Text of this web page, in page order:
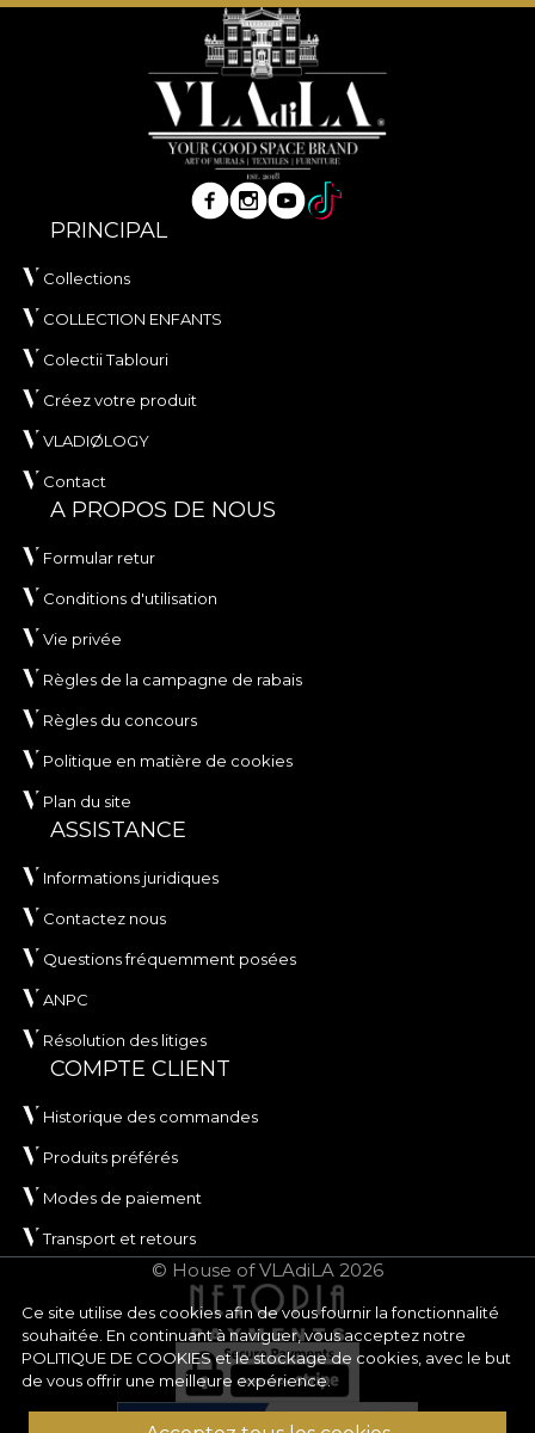
Ce site utilise des cookies afin de vous fournir la fonctionnalité
souhaitée. En continuant à naviguer, vous acceptez notre
POLITIQUE DE COOKIESet le stockage de cookies, avec le but
de vous offrir une meilleure expérience.
PRINCIPAL
Collections
COLLECTION ENFANTS
Colectii Tablouri
Créez votre produit
VLADIØLOGY
Contact
A PROPOS DE NOUS
Formular retur
Conditions d'utilisation
Vie privée
Règles de la campagne de rabais
Règles du concours
Politique en matière de cookies
Plan du site
ASSISTANCE
Informations juridiques
Contactez nous
Questions fréquemment posées
ANPC
Résolution des litiges
COMPTE CLIENT
Historique des commandes
Produits préférés
Modes de paiement
Transport et retours
© House of VLAdiLA 2026